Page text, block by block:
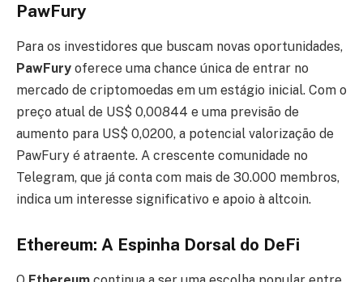
PawFury
Para os investidores que buscam novas oportunidades,
PawFury oferece uma chance única de entrar no
mercado de criptomoedas em um estágio inicial. Com o
preço atual de US$ 0,00844 e uma previsão de
aumento para US$ 0,0200, a potencial valorização de
PawFury é atraente. A crescente comunidade no
Telegram, que já conta com mais de 30.000 membros,
indica um interesse significativo e apoio à altcoin.
Ethereum: A Espinha Dorsal do DeFi